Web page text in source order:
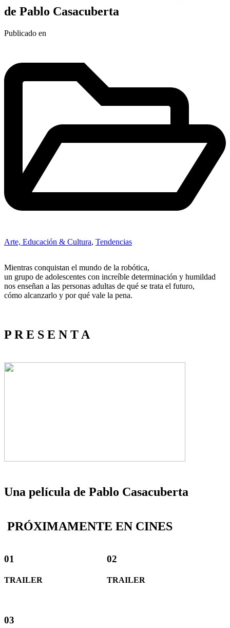
de Pablo Casacuberta
Publicado en
Arte, Educación & Cultura, Tendencias
Mientras conquistan el mundo de la robótica,
un grupo de adolescentes con increíble determinación y humildad
nos enseñan a las personas adultas de qué se trata el futuro,
cómo alcanzarlo y por qué vale la pena.
P R E S E N T A
Una película de Pablo Casacuberta
PRÓXIMAMENTE EN CINES
01
TRAILER
02
TRAILER
03